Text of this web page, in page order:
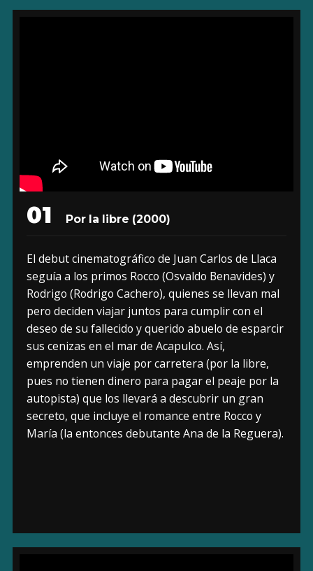
01 Por la libre (2000)
El debut cinematográfico de Juan Carlos de Llaca
seguía a los primos Rocco (Osvaldo Benavides) y
Rodrigo (Rodrigo Cachero), quienes se llevan mal
pero deciden viajar juntos para cumplir con el
deseo de su fallecido y querido abuelo de esparcir
sus cenizas en el mar de Acapulco. Así,
emprenden un viaje por carretera (por la libre,
pues no tienen dinero para pagar el peaje por la
autopista) que los llevará a descubrir un gran
secreto, que incluye el romance entre Rocco y
María (la entonces debutante Ana de la Reguera).